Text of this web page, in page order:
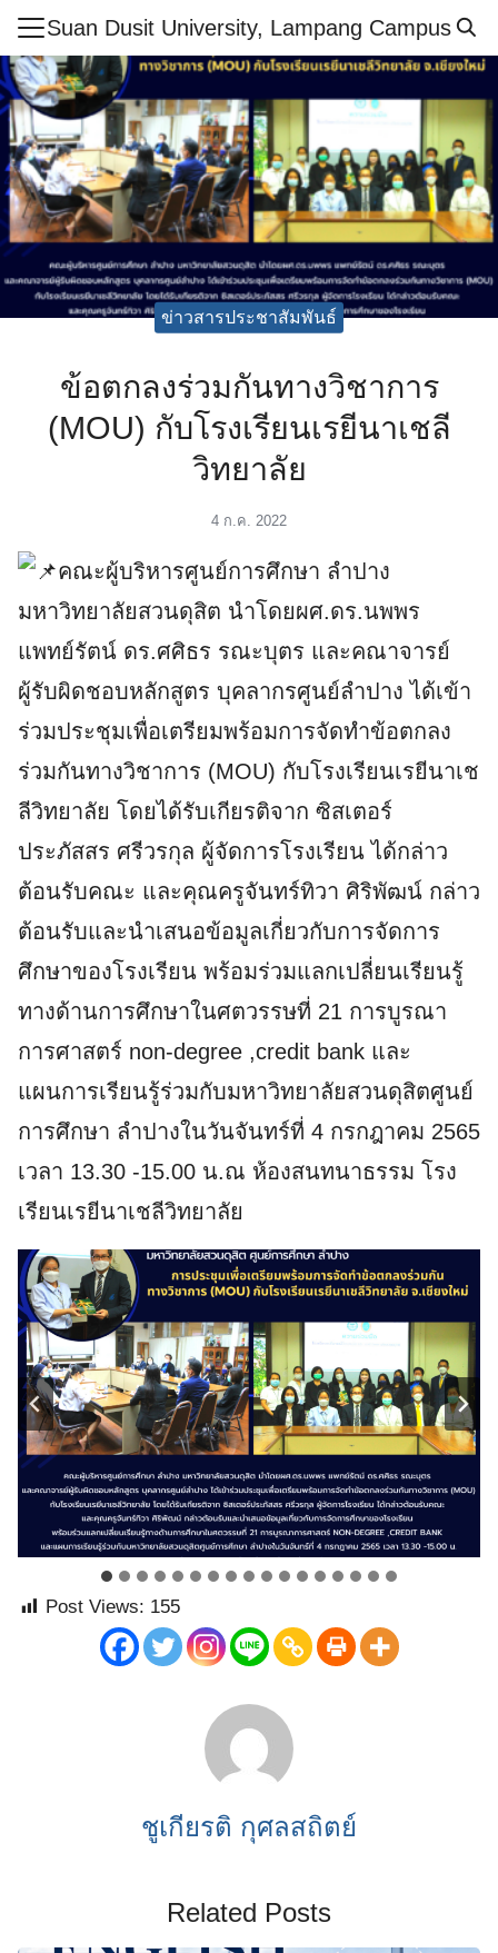
content
Suan Dusit University, Lampang Campus
ศูนย์ฯ
ร
รและกิจกรรม
รียนรู้ออนไลน์
กษาปลอดภัย
Search
for:
ข่าวสารประชาสัมพันธ์
ข้อตกลงร่วมกันทางวิชาการ
(MOU) กับโรงเรียนเรยีนาเชลี
วิทยาลัย
4 ก.ค. 2022
คณะผู้บริหารศูนย์การศึกษา ลำปาง
มหาวิทยาลัยสวนดุสิต นำโดยผศ.ดร.นพพร
แพทย์รัตน์ ดร.ศศิธร รณะบุตร และคณาจารย์
ผู้รับผิดชอบหลักสูตร บุคลากรศูนย์ลำปาง ได้เข้า
ร่วมประชุมเพื่อเตรียมพร้อมการจัดทำข้อตกลง
ร่วมกันทางวิชาการ (MOU) กับโรงเรียนเรยีนาเช
ลีวิทยาลัย โดยได้รับเกียรติจาก ซิสเตอร์
ประภัสสร ศรีวรกุล ผู้จัดการโรงเรียน ได้กล่าว
ต้อนรับคณะ และคุณครูจันทร์ทิวา ศิริพัฒน์ กล่าว
ต้อนรับและนำเสนอข้อมูลเกี่ยวกับการจัดการ
ศึกษาของโรงเรียน พร้อมร่วมแลกเปลี่ยนเรียนรู้
ทางด้านการศึกษาในศตวรรษที่ 21 การบูรณา
การศาสตร์ non-degree ,credit bank และ
แผนการเรียนรู้ร่วมกับมหาวิทยาลัยสวนดุสิตศูนย์
การศึกษา ลำปางในวันจันทร์ที่ 4 กรกฎาคม 2565
เวลา 13.30 -15.00 น.ณ ห้องสนทนาธรรม โรง
เรียนเรยีนาเชลีวิทยาลัย
Post Views: 155
ชูเกียรติ กุศลสถิตย์
Related Posts